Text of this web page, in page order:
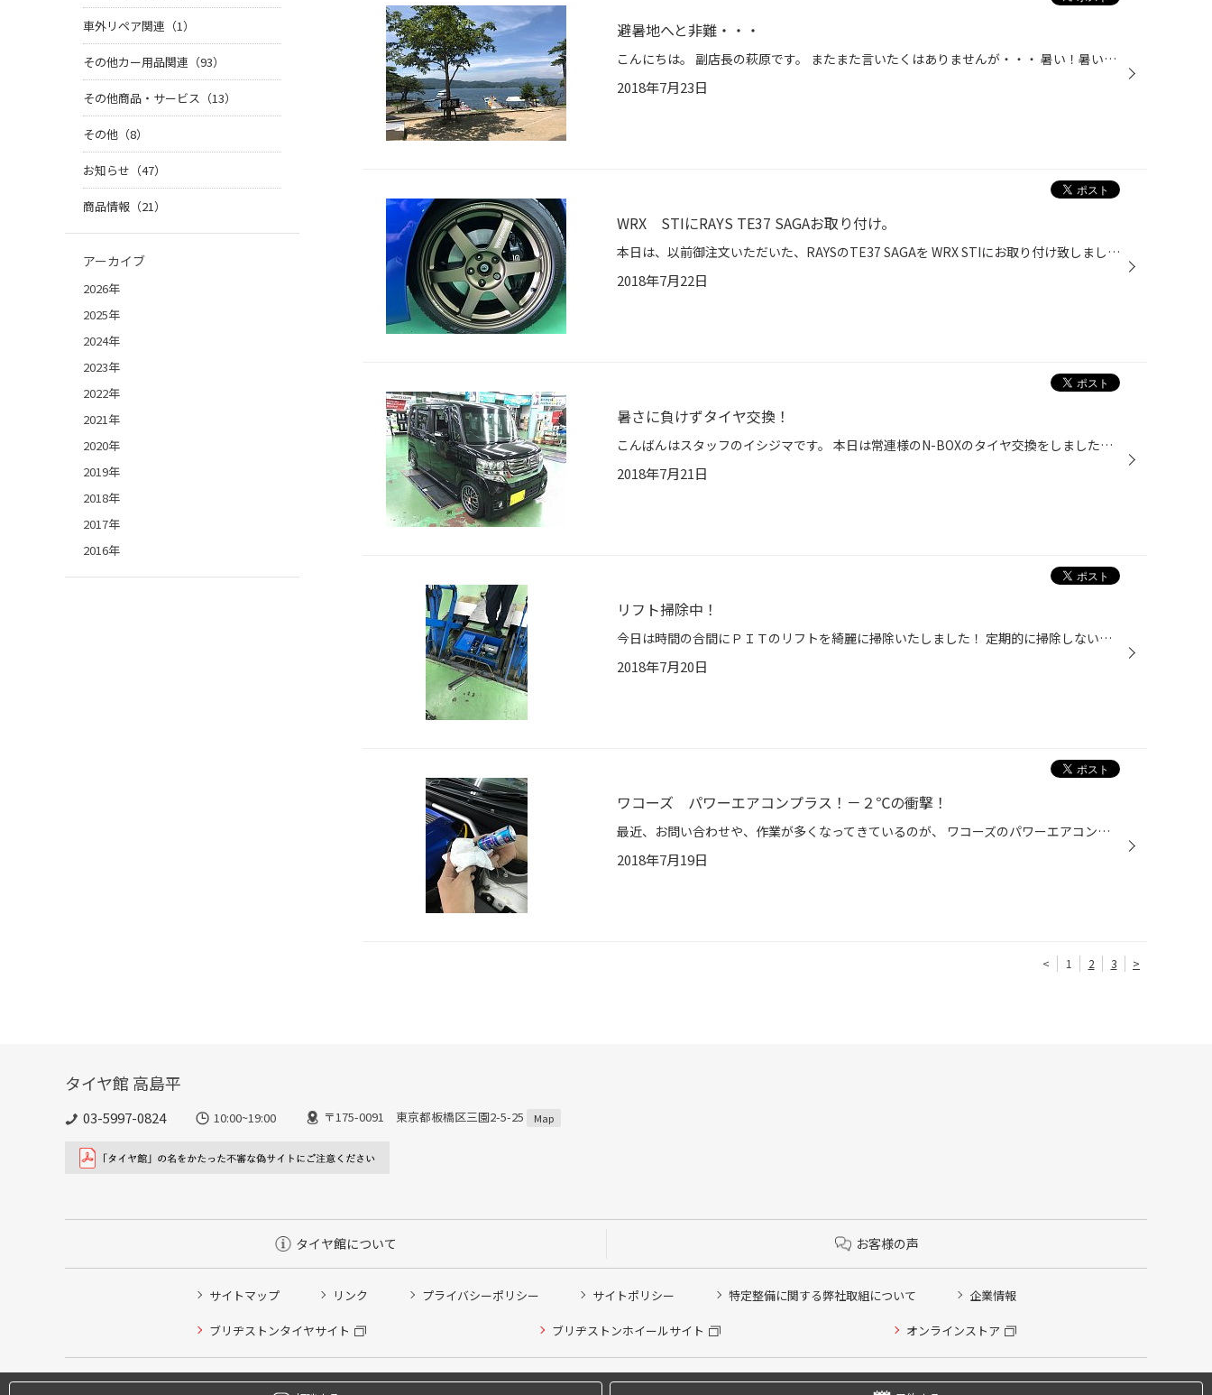
避暑地へと非難・・・
こんにちは。 副店長の萩原です。 またまた言いたくはありませんが・・・ 暑い！暑いですね～ 本日は最高気温が国内最高・東京最高を更新と記録的な日となりましたね。 もはや、数十年に一度とか、過去最高とか、異常気象が当たり前な世の中となってしまいました・・・ 暑さから逃げるように先日の...
2018年7月23日
WRX STIにRAYS TE37 SAGAお取り付け。
本日は、以前御注文いただいた、RAYSのTE37 SAGAを WRX STIにお取り付け致しました！ カラーもブロンズでとても似合ってます！重量も純正のアルミよりも、かなり軽くなっているので 運動性能もUPすること間違いなしです！さらに、こちらのSAGAと普通のTE37との違いは、 現代のスポーツカーの性能に...
2018年7月22日
暑さに負けずタイヤ交換！
こんばんはスタッフのイシジマです。 本日は常連様のN-BOXのタイヤ交換をしました＾＾ 今回はアドレナリンRE003をチョイスしたので交換前のタイヤよりもパターンがスポーティになりかっこよくなりました＾＾ もちろんグリップ力も上がっておりますので軽快に走れて気持ちよくドライブできますし安定...
2018年7月21日
リフト掃除中！
今日は時間の合間にＰＩＴのリフトを綺麗に掃除いたしました！ 定期的に掃除しないと、すぐゴミやほこりなどが溜まって汚れてしまうので 今回も綺麗に掃除致しました。 これで気持ちよく作業も出来ると思います！ 当店では7/22（日）セール開催中なので ぜひお越し下さい♪
2018年7月20日
ワコーズ パワーエアコンプラス！－２℃の衝撃！
最近、お問い合わせや、作業が多くなってきているのが、 ワコーズのパワーエアコンプラスの施工です！ つい先日も、当店のスタッフ日記を見ていただいたお客様が遠くから ご来店いただきました。 『エアコンが冷えづらい』『風量が少ない』『エアコンＯＮで燃費悪化』 など心当たりのある方はオスス...
2018年7月19日
< 1 2 3 >
車外リペア関連（1）
その他カー用品関連（93）
その他商品・サービス（13）
その他（8）
お知らせ（47）
商品情報（21）
アーカイブ
2026年
2025年
2024年
2023年
2022年
2021年
2020年
2019年
2018年
2017年
2016年
タイヤ館 高島平
03-5997-0824 10:00~19:00 〒175-0091 東京都板橋区三園2-5-25 Map
タイヤ館について お客様の声
サイトマップ リンク プライバシーポリシー サイトポリシー 特定整備に関する弊社取組について 企業情報
ブリヂストンタイヤサイト ブリヂストンホイールサイト オンラインストア
タイヤ点検・安全点検/タイヤ履き替え/オイル交換/その他ピット作業の予約